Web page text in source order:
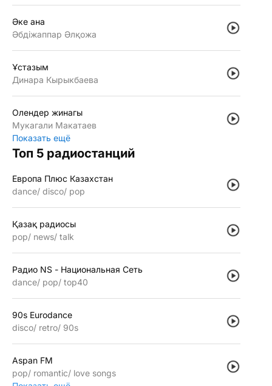
Әке ана
Әбдiжаппар Әлқожа
Ұстазым
Динара Кырыкбаева
Олендер жинагы
Мукагали Макатаев
Показать ещё
Топ 5 радиостанций
Европа Плюс Казахстан
dance disco pop
Қазақ радиосы
pop
news talk
Радио NS - Национальная Сеть
dance pop top40
90s Eurodance
disco retro 90s
Aspan FM
pop
romantic
love songs